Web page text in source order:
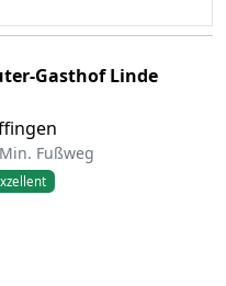
Gasthof Linde
Fußweg